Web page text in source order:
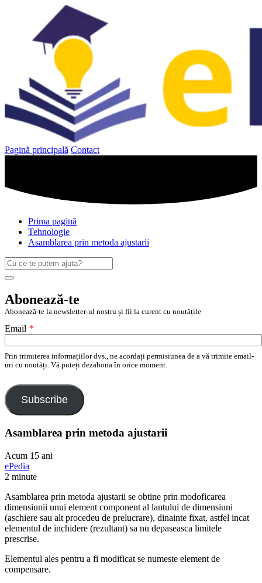
Pagină principală Contact
Prima pagină
Tehnologie
Asamblarea prin metoda ajustarii
Caută
după:
Search
Abonează-te
Abonează-te la newsletter-ul nostru și fii la curent cu noutățile
Email *
Prin trimiterea informațiilor dvs., ne acordați permisiunea de a vă trimite email-
uri cu noutăți. Vă puteți dezabona în orice moment.
Subscribe
Asamblarea prin metoda ajustarii
Acum 15 ani
ePedia
2 minute
Asamblarea prin metoda ajustarii se obtine prin modoficarea
dimensiunii unui element component al lantului de dimensiuni
(aschiere sau alt procedeu de prelucrare), dinainte fixat, astfel incat
elementul de inchidere (rezultant) sa nu depaseasca limitele
prescrise.
Elementul ales pentru a fi modificat se numeste element de
compensare.